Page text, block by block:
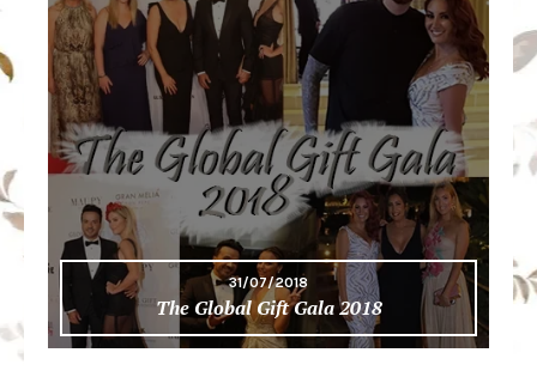
31/07/2018
The Global Gift Gala 2018